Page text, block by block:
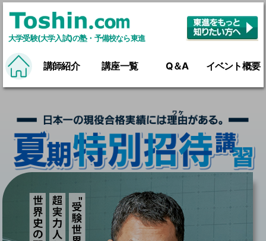
大学受験(大学入試)の塾・予備校なら東進
講師紹介 講座一覧 Q＆A イベント概要